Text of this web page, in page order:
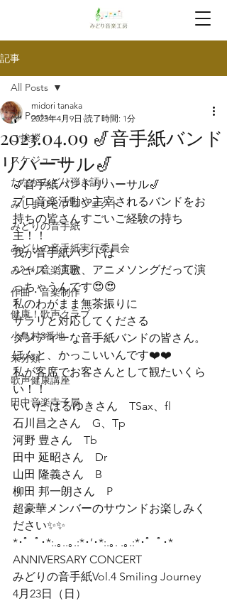
記事
All Posts
ご挨拶
スケジュール
たなかみどり弾き語り
みしまびとプロジェクト
みどりの音手紙
みどりの音手紙実行委員会
みどり音楽工房
作曲・音楽制作
健康！歌声クラブ
小鳥村3番地
未分類
歌声健康講座
田中音楽寺子屋
All Posts
2023.04.09 🎷音手紙バンド
リハーサル🎷
midori tanaka
2023年4月9日 読了時間: 1分
🎷音手紙バンドリハーサル🎷
プロ音楽活動や主宰されるバンドをお
持ちの皆さんすごいご経験の持ち
主！！
我が音手紙バンドは
ジャズ、演歌、アニメソングだって演
っちゃうんです😍😍
私のわがまま無茶振りに
サラリと対応してくださる
ダンディーな音手紙バンドの皆さん。
ほんと、かっこいいんです❤️❤️
私が客席でお客さんとして観たいくら
い！！
いいだ はるゆきさん　TSax、fl
石川昌之さん　G、Tp
河野 豊さん　Tb
田中 延昭さん　Dr
山田 隆義さん　B
柳田 邦一朗さん　P
超豪華メンバーのサウンドお楽しみく
ださい✨✨
*･゜ﾟ･*:.｡..｡.:*･’･*:.｡. .｡.:*･゜ﾟ･*
ANNIVERSARY CONCERT
みどりの音手紙Vol.4 Smiling Journey
4月23日（日）